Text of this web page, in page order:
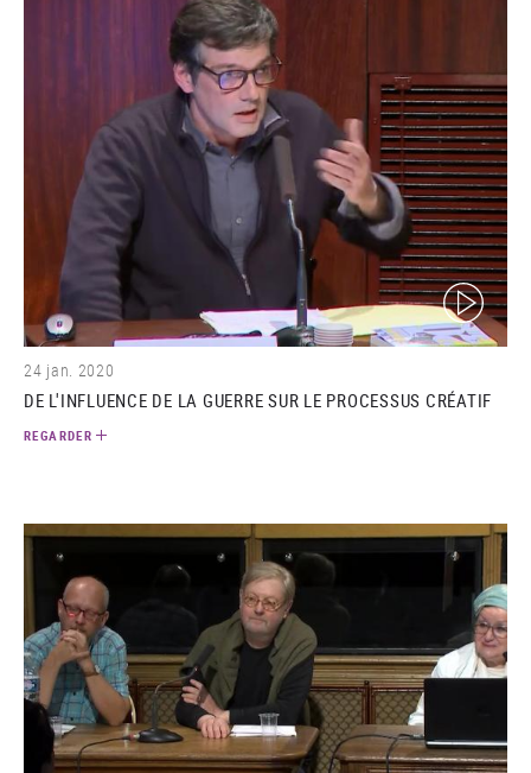
(video)
24 jan. 2020
DE L'INFLUENCE DE LA GUERRE SUR LE PROCESSUS CRÉATIF
REGARDER